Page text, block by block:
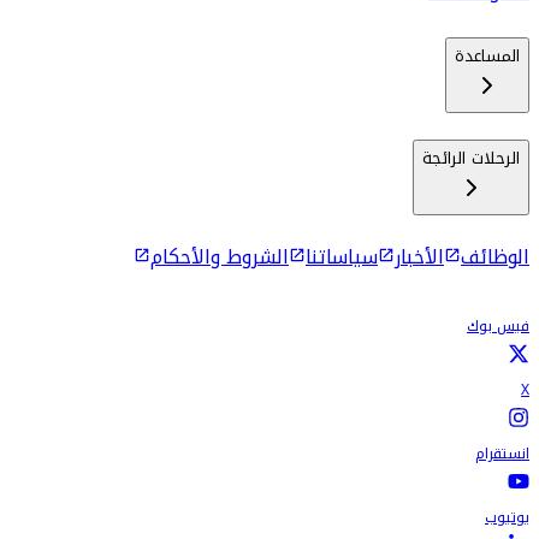
المساعدة
الرحلات الرائجة
الوظائف الأخبار سياساتنا الشروط والأحكام
فيس بوك
X
انستقرام
يوتيوب